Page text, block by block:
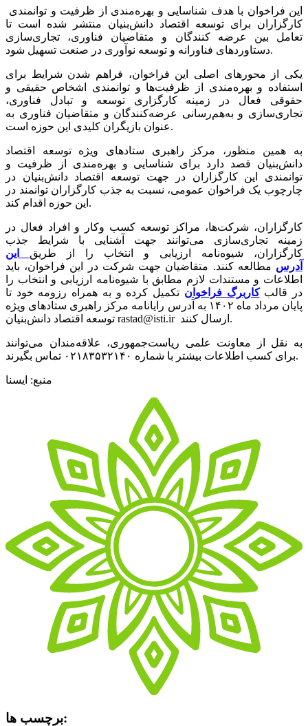
کارگزاران برای توسعه اقتصاد دانش‌بنیان منتشر شده است تا
تعامل بین عرضه کنندگان و متقاضیان فناوری، تجاری‌سازی
دستاوردهای فناورانه و توسعه نوآوری در صنعت تسهیل شود.
یکی از محورهای اصلی این فراخوان، فراهم شدن شرایط برای
استفاده و بهره‌مندی از ظرفیت‌ها و توانمندی اشخاص حقیقی و
حقوقی فعال در زمینه کارگزاری توسعه و تبادل فناوری،
تجاری‌سازی و به‌هم‌رسانی عرضه‌کنندگان و متقاضیان فناوری به
عنوان بازیگران کلیدی این حوزه است.
به همین منظور، مرکز راهبری ستادهای ویژه توسعه اقتصاد
دانش‌بنیان قصد دارد برای شناسایی و بهره‌مندی از ظرفیت و
توانمندی این کارگزاران در جهت توسعه اقتصاد دانش‌بنیان در
چارچوب یک فراخوان عمومی، نسبت به جذب کارگزاران توانمند در
این حوزه اقدام کند.
کارگزاران، شرکت‌ها، مراکز توسعه کسب وکار و افراد فعال در
زمینه تجاری‌سازی می‌توانند جهت آشنایی با شرایط جذب
کارگزاران، شیوه‌نامه ارزیابی و انتخاب را از طریق این
آدرس مطالعه کنند. متقاضیان جهت شرکت در این فراخوان، باید
اطلاعات و مستندات لازم مطابق با شیوه‌نامه ارزیابی و انتخاب را
در قالبکاربرگ فراخوان تکمیل کرده و به همراه رزومه خود تا
پایان مرداد ماه ۱۴۰۲ به آدرس رایانامه مرکز راهبری ستادهای ویژه
توسعه اقتصاد دانش‌بنیان rastad@isti.ir ارسال کنند.
به نقل از معاونت علمی ریاست‌جمهوری،‌ علاقه‌مندان می‌توانند
برای کسب اطلاعات بیشتر با شماره ۰۲۱۸۳۵۳۲۱۴۰ تماس بگیرند.
منبع: ایسنا
برچسب ها: